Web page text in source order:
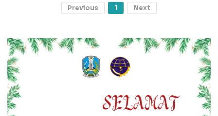
Previous 1 Next